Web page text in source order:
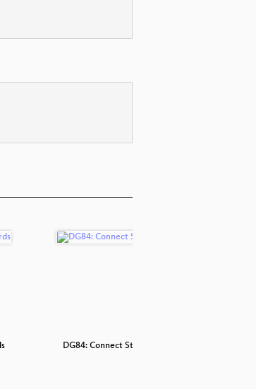
DG84: Connect St Helena